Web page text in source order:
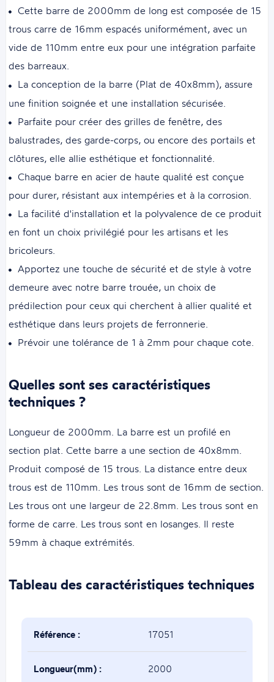
Cette barre de 2000mm de long est composée de 15
trous carre de 16mm espacés uniformément, avec un
vide de 110mm entre eux pour une intégration parfaite
des barreaux.
La conception de la barre (Plat de 40x8mm), assure
une finition soignée et une installation sécurisée.
Parfaite pour créer des grilles de fenêtre, des
balustrades, des garde-corps, ou encore des portails et
clôtures, elle allie esthétique et fonctionnalité.
Chaque barre en acier de haute qualité est conçue
pour durer, résistant aux intempéries et à la corrosion.
La facilité d'installation et la polyvalence de ce produit
en font un choix privilégié pour les artisans et les
bricoleurs.
Apportez une touche de sécurité et de style à votre
demeure avec notre barre trouée, un choix de
prédilection pour ceux qui cherchent à allier qualité et
esthétique dans leurs projets de ferronnerie.
Prévoir une tolérance de 1 à 2mm pour chaque cote.
Quelles sont ses caractéristiques
techniques ?
Longueur de 2000mm. La barre est un profilé en
section plat. Cette barre a une section de 40x8mm.
Produit composé de 15 trous. La distance entre deux
trous est de 110mm. Les trous sont de 16mm de section.
Les trous ont une largeur de 22.8mm. Les trous sont en
forme de carre. Les trous sont en losanges. Il reste
59mm à chaque extrémités.
Tableau des caractéristiques techniques
Référence : 17051
Longueur(mm) : 2000